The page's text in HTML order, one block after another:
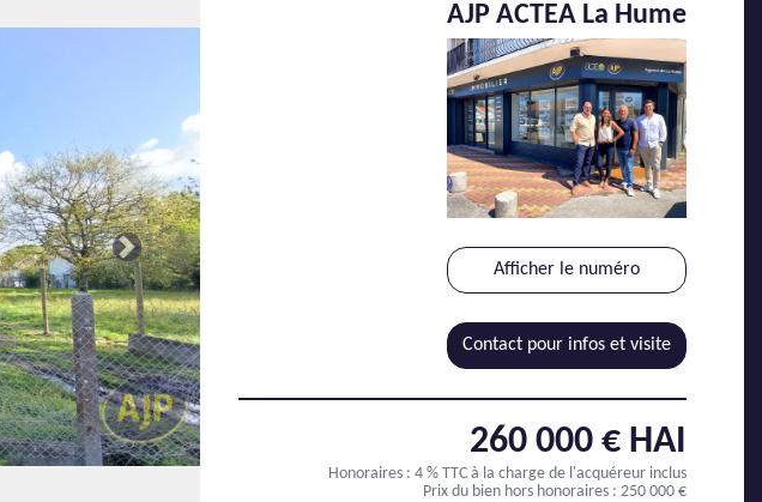
Suivante
AJP ACTEA La Hume
Afficher le numéro
Contact pour infos et visite
260 000 € HAI
Honoraires : 4 % TTC à la charge de l'acquéreur inclus
Prix du bien hors honoraires : 250 000 €